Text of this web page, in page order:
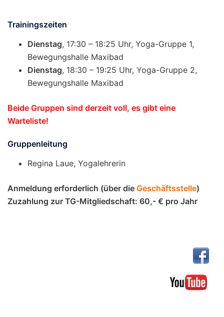
Trainingszeiten
Dienstag, 17:30 – 18:25 Uhr, Yoga-Gruppe 1,
Bewegungshalle Maxibad
Dienstag, 18:30 – 19:25 Uhr, Yoga-Gruppe 2,
Bewegungshalle Maxibad
Beide Gruppen sind derzeit voll, es gibt eine
Warteliste!
Gruppenleitung
Regina Laue, Yogalehrerin
Anmeldung erforderlich (über die Geschäftsstelle)
Zuzahlung zur TG-Mitgliedschaft: 60,- € pro Jahr